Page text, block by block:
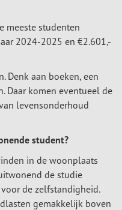
meeste studenten
2024-2025 en €2.601,-
Denk aan boeken, een
Daar komen eventueel de
levensonderhoud
student?
in de woonplaats
de studie
de zelfstandigheid.
gemakkelijk boven